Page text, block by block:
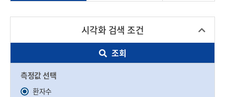
시각화 검색 조건
조회
측정값 선택
환자수